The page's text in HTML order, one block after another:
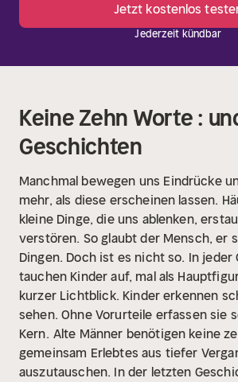
Jetzt kostenlos
Jederzeit kündbar
Keine Zehn Worte :
Geschichten
Manchmal bewegen uns Eindrücke
mehr, als diese erscheinen lassen.
kleine Dinge, die uns ablenken,
verstören. So glaubt der Mensch, er
Dingen. Doch ist es nicht so. In jeder
tauchen Kinder auf, mal als
kurzer Lichtblick. Kinder erkennen
sehen. Ohne Vorurteile erfassen sie
Kern. Alte Männer benötigen keine
gemeinsam Erlebtes aus tiefer
auszutauschen. In der letzten